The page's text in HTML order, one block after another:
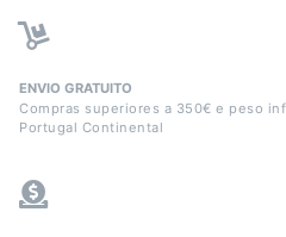
ENVIO GRATUITO
Compras superiores a 350€ e peso
Portugal Continental